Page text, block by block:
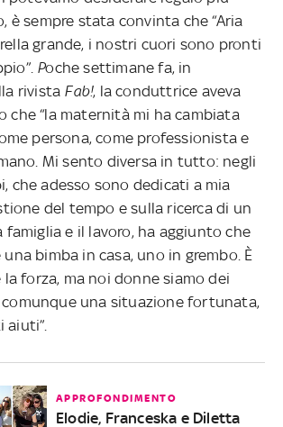
è sempre stata convinta che “Aria
grande, i nostri cuori sono pronti
Poche settimane fa, in
rivista Fab!, la conduttrice aveva
che “la maternità mi ha cambiata
persona, come professionista e
Mi sento diversa in tutto: negli
che adesso sono dedicati a mia
del tempo e sulla ricerca di un
e il lavoro, ha aggiunto che
una bimba in casa, uno in grembo. È
forza, ma noi donne siamo dei
comunque una situazione fortunata,
APPROFONDIMENTO
Elodie, Franceska e Diletta